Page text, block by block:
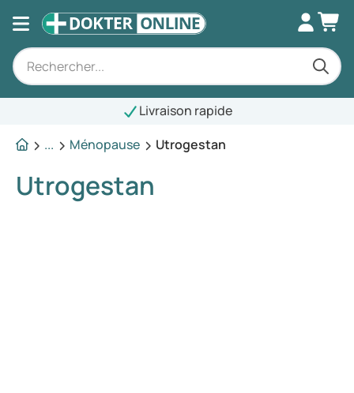
Livraison rapide
...
Ménopause Utrogestan
Utrogestan